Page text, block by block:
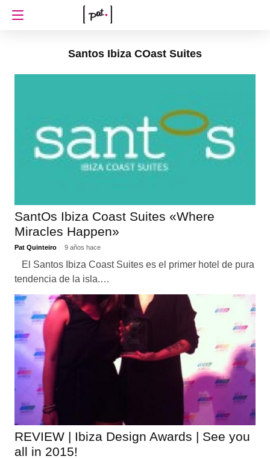
Santos Ibiza COast Suites
SantOs Ibiza Coast Suites «Where
Miracles Happen»
Pat Quinteiro 9 años hace
El Santos Ibiza Coast Suites es el primer hotel de pura
tendencia de la isla.…
REVIEW | Ibiza Design Awards | See you
all in 2015!